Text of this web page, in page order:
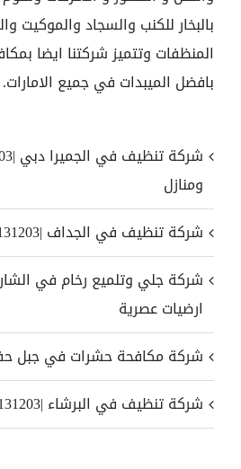
بالبخار للكنب والسجاد والموكيت
المنظفات وتتميز شركتنا ايضا
بافضل الميبدات في جميع الامارات.
ومنازل
شركة تنظيف في الجداف |0555131203
ارضيات عصرية
شركة مكافحة حشرات في جبل حفيت :
شركة تنظيف في البرشاء |0555131203